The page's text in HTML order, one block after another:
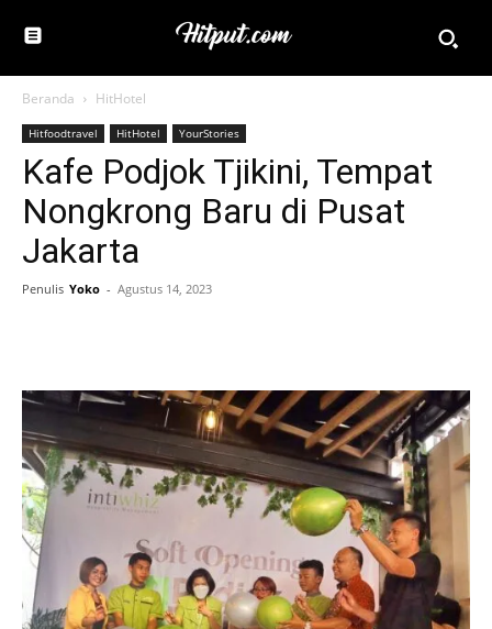
Beranda HitHotel
Hitfoodtravel HitHotel YourStories
Kafe Podjok Tjikini, Tempat
Nongkrong Baru di Pusat
Jakarta
Penulis Yoko - Agustus 14, 2023